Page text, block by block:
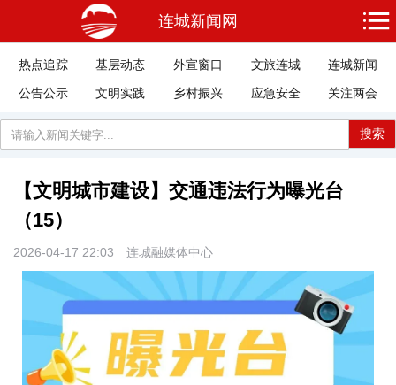
连城新闻网
热点追踪 基层动态 外宣窗口 文旅连城
连城新闻
公告公示
文明实践 乡村振兴 应急安全 关注两会
搜索
【文明城市建设】交通违法行为曝光台
（15）
2026-04-17 22:03 连城融媒体中心